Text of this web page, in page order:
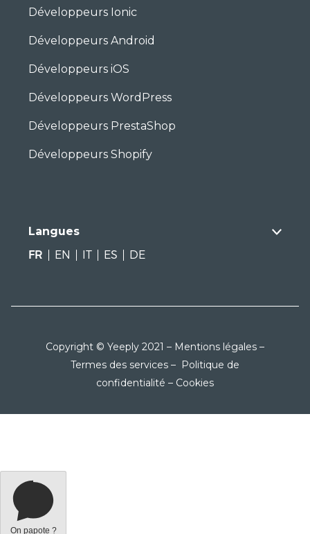
Développeurs Ionic
Développeurs Android
Développeurs iOS
Développeurs WordPress
Développeurs PrestaShop
Développeurs Shopify
Langues
FR
EN IT ES DE
Copyright © Yeeply 2021 – Mentions légales –
Termes des services – Politique de
confidentialité – Cookies
On papote ?